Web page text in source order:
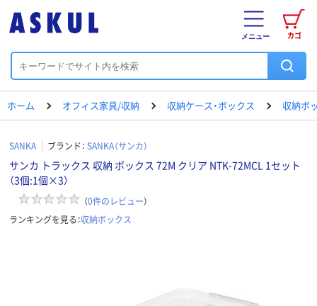
カゴ
メニュー
ホーム オフィス家具/収納 収納ケース・ボックス 収納ボ
SANKA ブランド： SANKA（サンカ）
サンカ トラックス 収納 ボックス 72M クリア NTK-72MCL 1セット
（3個:1個×3）
（0件のレビュー）
ランキングを見る：収納ボックス